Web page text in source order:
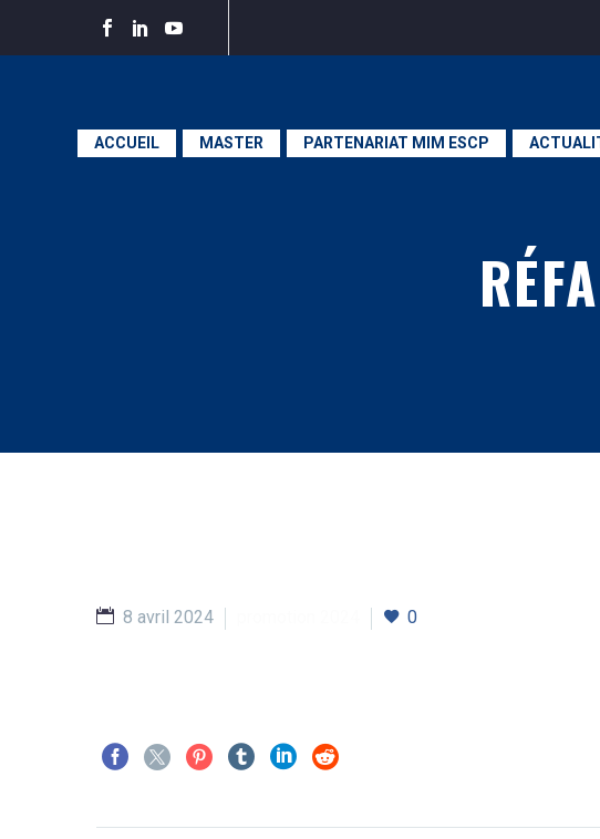
ACCUEIL MASTER PARTENARIAT MIM ESCP
8 avril 2024 0